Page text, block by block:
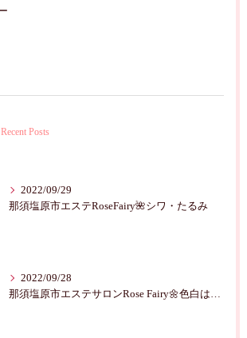
Recent Posts
2022/09/29
那須塩原市エステRoseFairy🌺シワ・たるみ
2022/09/28
那須塩原市エステサロンRose Fairy🌼色白は七難隠す